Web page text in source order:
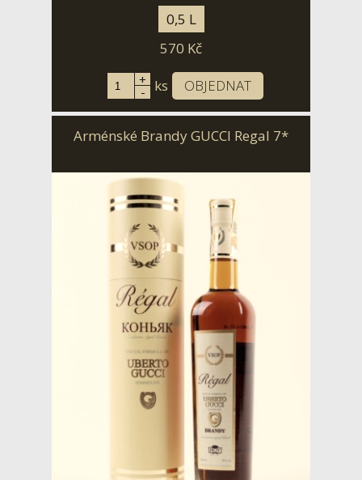
0,5 L
570 Kč
+
- ks OBJEDNAT
Arménské Brandy GUCCI Regal 7*